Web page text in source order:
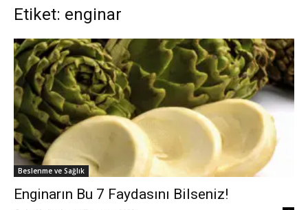
Etiket: enginar
Beslenme ve Sağlık
Enginarın Bu 7 Faydasını Bilseniz!